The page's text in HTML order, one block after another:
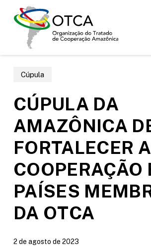
Cúpula
CÚPULA DA
AMAZÔNICA
FORTALECER A
COOPERAÇÃO
PAÍSES
DA OTCA
2 de agosto de 2023